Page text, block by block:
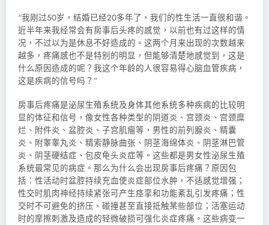
“我刚过50岁，结婚已经20多年了，我们的性生活一直很和谐。
近半年来我经常会有房事后头疼的感觉，以前也有过这样的情
况，不过以为是休息不好造成的。这两个月来出现的次数越来
越多，疼痛感也不是特别的明显，但能够清楚地感觉到，这是
什么原因造成的呢？我这个年龄的人很容易得心脑血管疾病，
这是疾病的信号吗？”
房事后疼痛是泌尿生殖系统及身体其他系统多种疾病的比较明
显的体征和信号，像女性各种类型的阴道炎、宫颈炎、宫颈糜
烂、附件炎、盆腔炎、子宫肌瘤等，男性的前列腺炎、精囊
炎、附睾睾丸炎、精索静脉曲张、阴茎海绵体炎、阴茎淋巴管
炎、阴茎硬结症、包皮龟头炎症等。这些都是男女性泌尿生殖
系统最常见的病症。那么为什么会出现房事后疼痛？原因包
括：性活动时盆腔持续充血使炎症部位水肿，不适感觉增强；
性交时肌肉神经持续紧张可产生痉挛和功能紊乱引发疼痛；性
交时不可避免的挤压、碰撞甚至直接抵触某些部位；活塞运动
时的摩擦刺激及造成的轻微破损可强化炎症疼痛。这些病变一